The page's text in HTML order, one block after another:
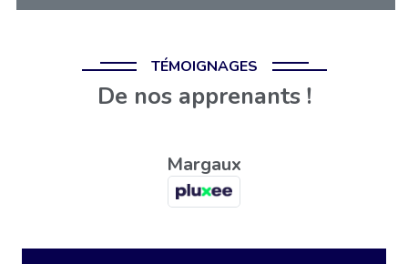
TÉMOIGNAGES
De nos apprenants !
Margaux